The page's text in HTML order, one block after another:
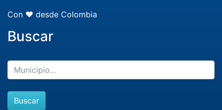
Con ❤️ desde Colombia
Buscar
Buscar